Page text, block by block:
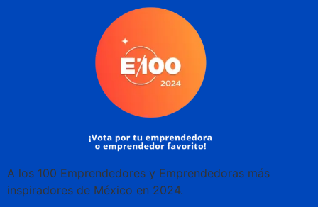
A los 100 Emprendedores y Emprendedoras más
inspiradores de México en 2024.